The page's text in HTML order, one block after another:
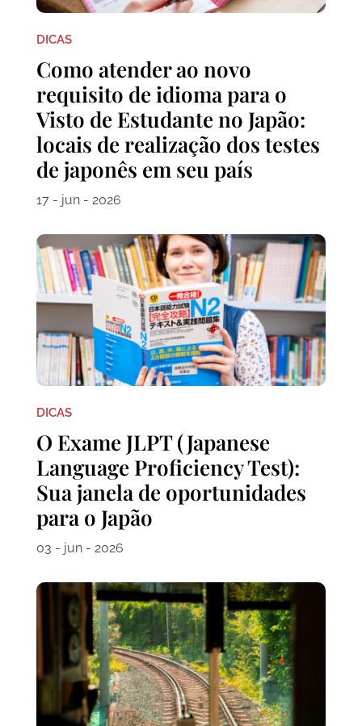
DICAS
Como atender ao novo
requisito de idioma para o
Visto de Estudante no Japão:
locais de realização dos testes
de japonês em seu país
17 - jun - 2026
DICAS
O Exame JLPT (Japanese
Language Proficiency Test):
Sua janela de oportunidades
para o Japão
03 - jun - 2026